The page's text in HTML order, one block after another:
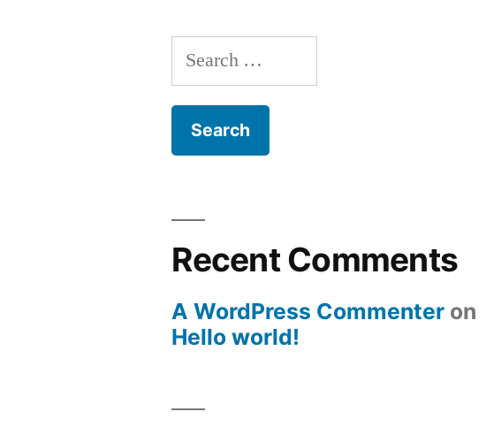
Search
for:
Recent Comments
A WordPress Commenter on
Hello world!